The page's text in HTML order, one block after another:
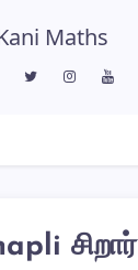
Maths
சிறார்